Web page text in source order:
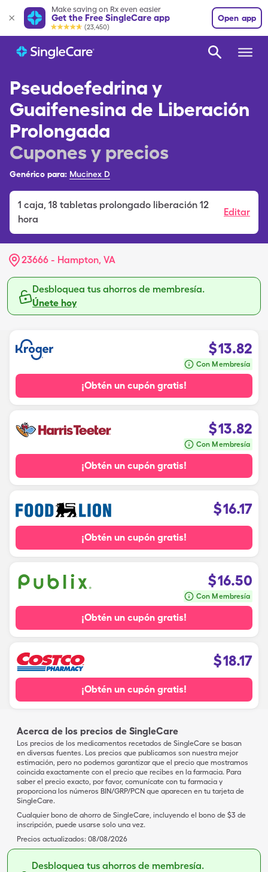
Make saving on Rx even easier
Get the Free SingleCare app
(23,450)
Open app
Pseudoefedrina y
Guaifenesina de Liberación
Prolongada
Cupones y precios
Genérico para: Mucinex D
1 caja, 18 tabletas prolongado liberación 12
hora
Editar
23666 - Hampton, VA
Desbloquea tus ahorros de membresía.
Únete hoy
$13.82
Con Membresía
¡Obtén un cupón gratis!
$13.82
Con Membresía
¡Obtén un cupón gratis!
$16.17
¡Obtén un cupón gratis!
$16.50
Con Membresía
¡Obtén un cupón gratis!
$18.17
¡Obtén un cupón gratis!
Acerca de los precios de SingleCare
Los precios de los medicamentos recetados de SingleCare se basan
en diversas fuentes. Los precios que publicamos son nuestra mejor
estimación, pero no podemos garantizar que el precio que mostramos
coincida exactamente con el precio que recibes en la farmacia. Para
saber el precio exacto, por favor, comunícate con tu farmacia y
proporciona los números BIN/GRP/PCN que aparecen en tu tarjeta de
SingleCare.
Cualquier bono de ahorro de SingleCare, incluyendo el bono de $3 de
inscripción, puede usarse solo una vez.
Precios actualizados: 08/08/2026
Desbloquea tus ahorros de membresía.